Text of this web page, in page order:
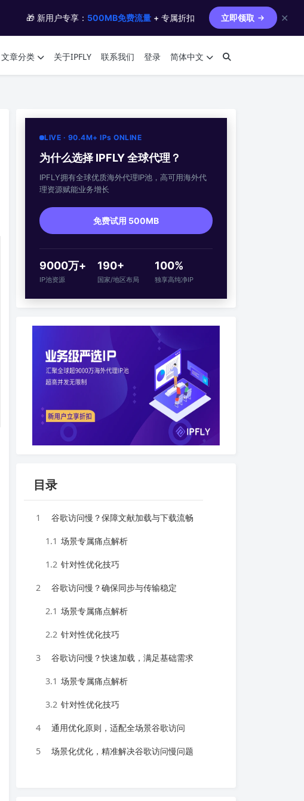
🎁 新用户专享： 500MB免费流量 + 专属折扣 立即领取 ✕
文章分类 关于IPFLY 联系我们 登录 简体中文
LIVE · 90.4M+ IPs ONLINE
为什么选择 IPFLY 全球代理？
IPFLY拥有全球优质海外代理IP池，高可用海外代
理资源赋能业务增长
免费试用 500MB
9000万+
IP池资源
190+
国家/地区布局
100%
独享高纯净IP
目录
1 谷歌访问慢？保障文献加载与下载流畅
1.1 场景专属痛点解析
1.2 针对性优化技巧
2 谷歌访问慢？确保同步与传输稳定
2.1 场景专属痛点解析
2.2 针对性优化技巧
3 谷歌访问慢？快速加载，满足基础需求
3.1 场景专属痛点解析
3.2 针对性优化技巧
4 通用优化原则，适配全场景谷歌访问
5 场景化优化，精准解决谷歌访问慢问题